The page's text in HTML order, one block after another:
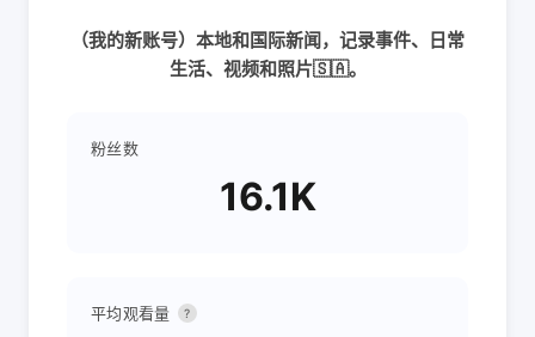
（我的新账号）本地和国际新闻，记录事件、日常
生活、视频和照片🇸🇦。
粉丝数
16.1K
平均观看量 ?